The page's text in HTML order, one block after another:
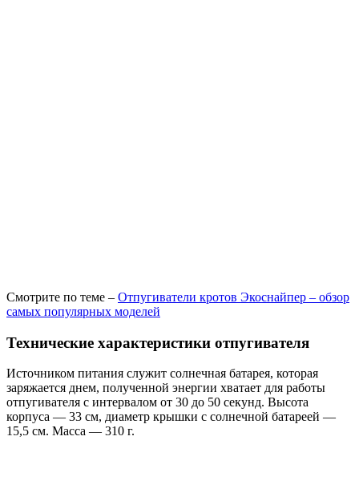
Смотрите по теме – Отпугиватели кротов Экоснайпер – обзор
самых популярных моделей
Технические характеристики отпугивателя
Источником питания служит солнечная батарея, которая
заряжается днем, полученной энергии хватает для работы
отпугивателя с интервалом от 30 до 50 секунд. Высота
корпуса — 33 см, диаметр крышки с солнечной батареей —
15,5 см. Масса — 310 г.